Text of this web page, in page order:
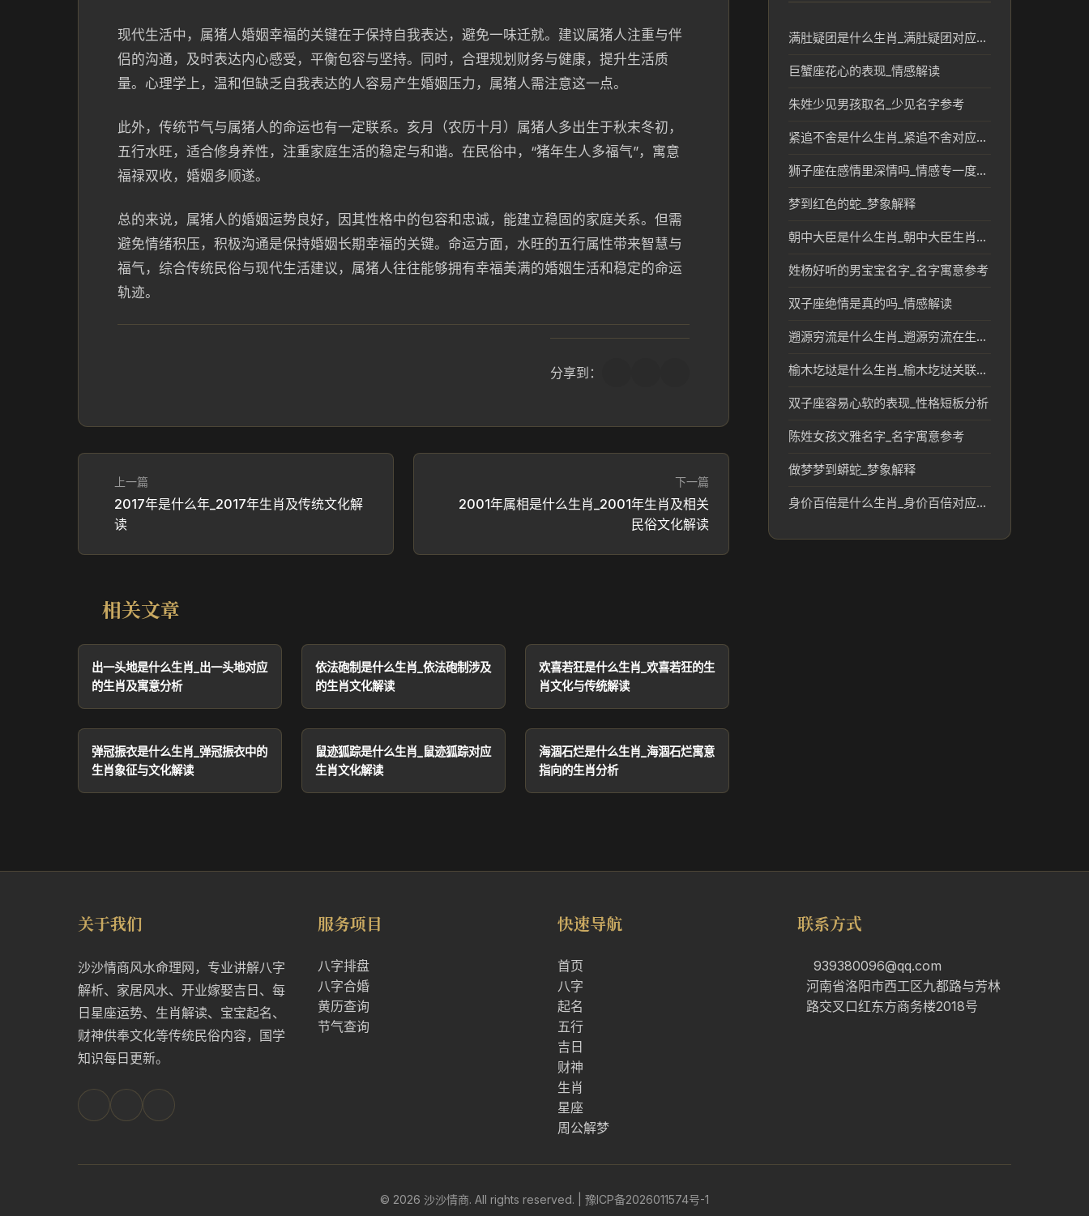
现代生活中，属猪人婚姻幸福的关键在于保持自我表达，避免一味迁就。建议属猪人注重与伴
侣的沟通，及时表达内心感受，平衡包容与坚持。同时，合理规划财务与健康，提升生活质
量。心理学上，温和但缺乏自我表达的人容易产生婚姻压力，属猪人需注意这一点。
此外，传统节气与属猪人的命运也有一定联系。亥月（农历十月）属猪人多出生于秋末冬初，
五行水旺，适合修身养性，注重家庭生活的稳定与和谐。在民俗中，“猪年生人多福气”，寓意
福禄双收，婚姻多顺遂。
总的来说，属猪人的婚姻运势良好，因其性格中的包容和忠诚，能建立稳固的家庭关系。但需
避免情绪积压，积极沟通是保持婚姻长期幸福的关键。命运方面，水旺的五行属性带来智慧与
福气，综合传统民俗与现代生活建议，属猪人往往能够拥有幸福美满的婚姻生活和稳定的命运
轨迹。
分享到：
上一篇
2017年是什么年_2017年生肖及传统文化解
读
下一篇
2001年属相是什么生肖_2001年生肖及相关
民俗文化解读
相关文章
出一头地是什么生肖_出一头地对应
的生肖及寓意分析
依法砲制是什么生肖_依法砲制涉及
的生肖文化解读
欢喜若狂是什么生肖_欢喜若狂的生
肖文化与传统解读
弹冠振衣是什么生肖_弹冠振衣中的
生肖象征与文化解读
鼠迹狐踪是什么生肖_鼠迹狐踪对应
生肖文化解读
海涸石烂是什么生肖_海涸石烂寓意
指向的生肖分析
满肚疑团是什么生肖_满肚疑团对应生肖及含义分析
巨蟹座花心的表现_情感解读
朱姓少见男孩取名_少见名字参考
紧追不舍是什么生肖_紧追不舍对应的生肖象征与文化解读
狮子座在感情里深情吗_情感专一度解析
梦到红色的蛇_梦象解释
朝中大臣是什么生肖_朝中大臣生肖文化与传统说法解析
姓杨好听的男宝宝名字_名字寓意参考
双子座绝情是真的吗_情感解读
遡源穷流是什么生肖_遡源穷流在生肖文化中的传统意义
榆木圪垯是什么生肖_榆木圪垯关联的生肖及其传统文化解读
双子座容易心软的表现_性格短板分析
陈姓女孩文雅名字_名字寓意参考
做梦梦到蟒蛇_梦象解释
身价百倍是什么生肖_身价百倍对应生肖及文化解析
关于我们
沙沙情商风水命理网，专业讲解八字
解析、家居风水、开业嫁娶吉日、每
日星座运势、生肖解读、宝宝起名、
财神供奉文化等传统民俗内容，国学
知识每日更新。
服务项目
八字排盘
八字合婚
黄历查询
节气查询
快速导航
首页
八字
起名
五行
吉日
财神
生肖
星座
周公解梦
联系方式
939380096@qq.com
河南省洛阳市西工区九都路与芳林
路交叉口红东方商务楼2018号
© 2026 沙沙情商. All rights reserved. | 豫ICP备2026011574号-1